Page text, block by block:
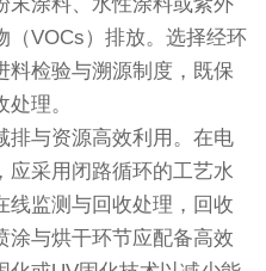
末涂料、水性涂料或紫外
（VOCs）排放。选择经环
料检验与溯源制度，既保
理。
排与资源高效利用。在电
应采用闭路循环的工艺水
线监测与回收处理，回收
涂与烘干环节应配备高效